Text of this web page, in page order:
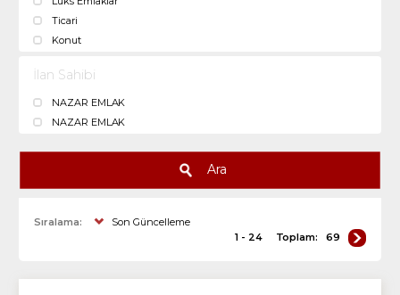
Ticari
Konut
İlan Sahibi
NAZAR EMLAK
NAZAR EMLAK
Ara
Sıralama:
Son Güncelleme
1 - 24
Toplam: 69